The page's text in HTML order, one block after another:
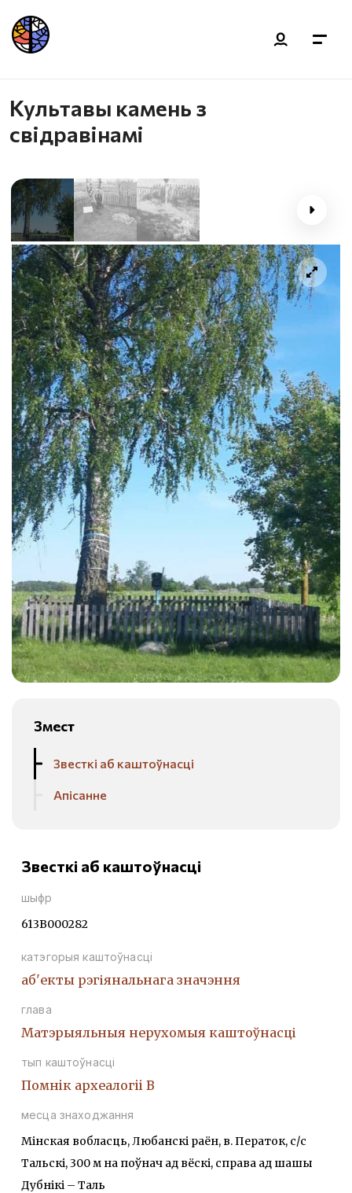
Культавы камень з
свідравінамі
Змест
Звесткі аб каштоўнасці
Апісанне
Звесткі аб каштоўнасці
шыфр
613В000282
катэгорыя каштоўнасці
аб'екты рэгіянальнага значэння
глава
Матэрыяльныя нерухомыя каштоўнасці
тып каштоўнасці
Помнiк археалогii В
месца знаходжання
Мінская вобласць, Любанскі раён, в. Ператок, с/с
Тальскі, 300 м на поўнач ад вёскі, справа ад шашы
Дубнікі – Таль